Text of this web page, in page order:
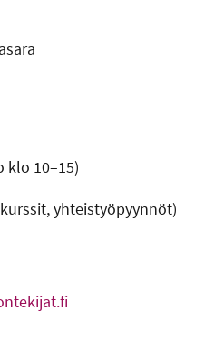
klo 10–15)
yhteistyöpyynnöt)